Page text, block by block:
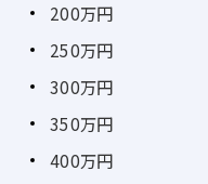
200万円
250万円
300万円
350万円
400万円